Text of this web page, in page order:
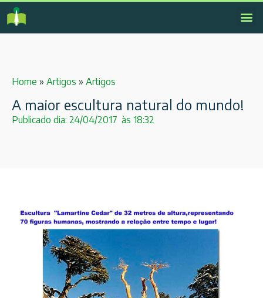
Home » Artigos » Artigos
A maior escultura natural do mundo!
Publicado dia: 24/04/2017 às 18:32